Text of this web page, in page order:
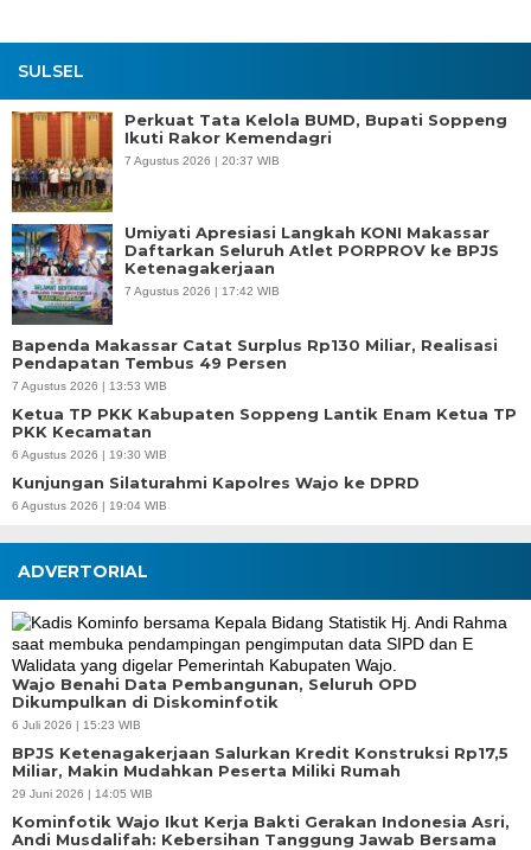
SULSEL
Perkuat Tata Kelola BUMD, Bupati Soppeng
Ikuti Rakor Kemendagri
7 Agustus 2026 | 20:37 WIB
Umiyati Apresiasi Langkah KONI Makassar
Daftarkan Seluruh Atlet PORPROV ke BPJS
Ketenagakerjaan
7 Agustus 2026 | 17:42 WIB
Bapenda Makassar Catat Surplus Rp130 Miliar, Realisasi
Pendapatan Tembus 49 Persen
7 Agustus 2026 | 13:53 WIB
Ketua TP PKK Kabupaten Soppeng Lantik Enam Ketua TP
PKK Kecamatan
6 Agustus 2026 | 19:30 WIB
Kunjungan Silaturahmi Kapolres Wajo ke DPRD
6 Agustus 2026 | 19:04 WIB
ADVERTORIAL
Wajo Benahi Data Pembangunan, Seluruh OPD
Dikumpulkan di Diskominfotik
6 Juli 2026 | 15:23 WIB
BPJS Ketenagakerjaan Salurkan Kredit Konstruksi Rp17,5
Miliar, Makin Mudahkan Peserta Miliki Rumah
29 Juni 2026 | 14:05 WIB
Kominfotik Wajo Ikut Kerja Bakti Gerakan Indonesia Asri,
Andi Musdalifah: Kebersihan Tanggung Jawab Bersama